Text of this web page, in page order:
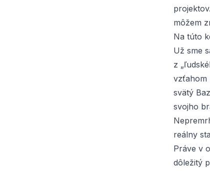
môžem
Na túto
Už sme
z
vzťahom
svätý
svojho
reálny
Práve v
dôležitý